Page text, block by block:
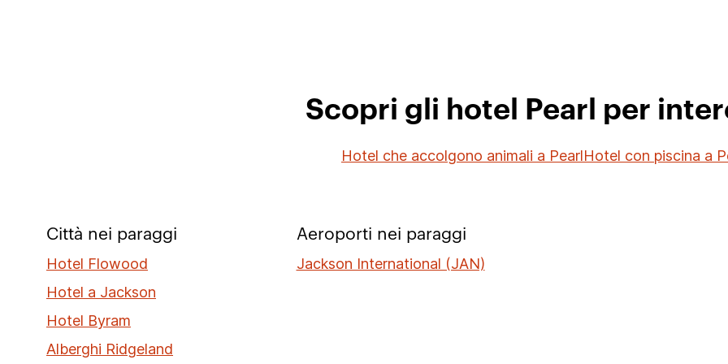
Scopri gli hotel Pearl per
Hotel che accolgono animali a PearlHotel con piscina a
Città nei paraggi
Hotel Flowood
Hotel a Jackson
Hotel Byram
Alberghi Ridgeland
Aeroporti nei paraggi
Jackson International (JAN)